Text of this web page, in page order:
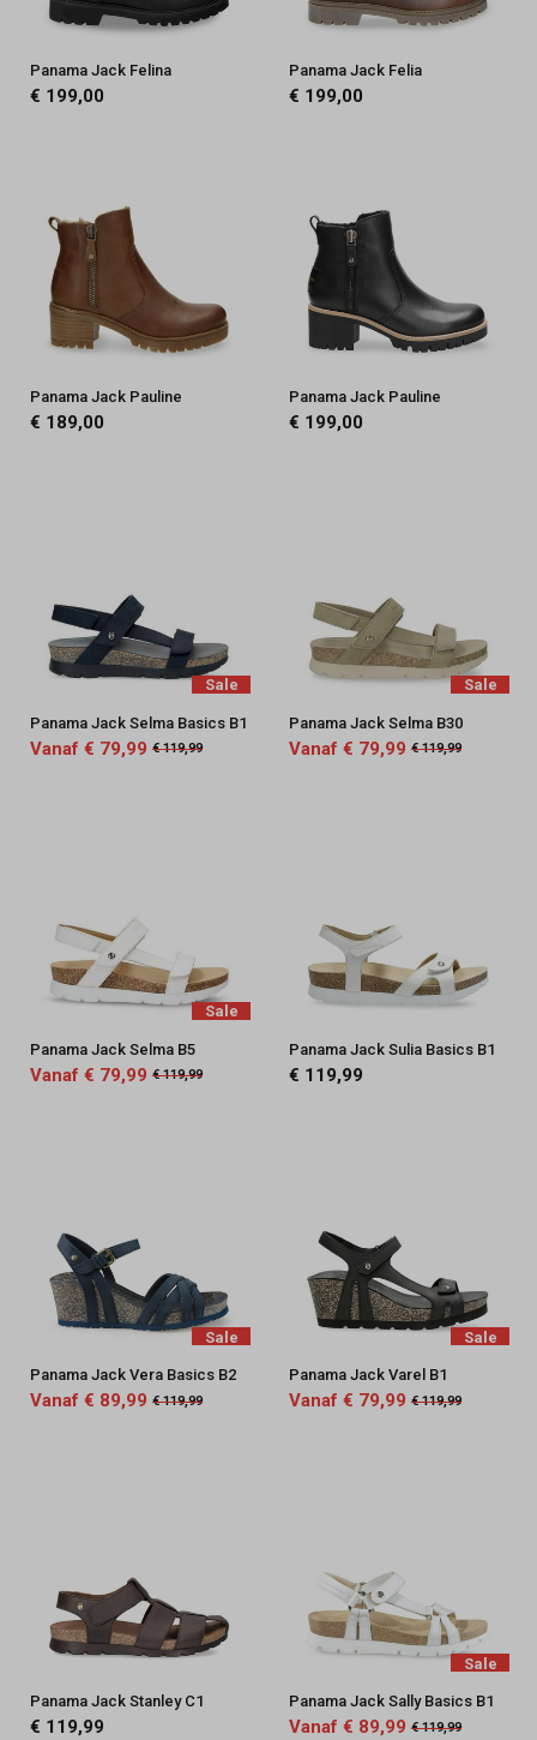
Panama Jack Felina
€ 199,00
Panama Jack Felia
€ 199,00
Panama Jack Pauline
€ 189,00
Panama Jack Pauline
€ 199,00
Sale
Panama Jack Selma Basics B1
Vanaf € 79,99 € 119,99
Sale
Panama Jack Selma B30
Vanaf € 79,99 € 119,99
Sale
Panama Jack Selma B5
Vanaf € 79,99 € 119,99
Panama Jack Sulia Basics B1
€ 119,99
Sale
Panama Jack Vera Basics B2
Vanaf € 89,99 € 119,99
Sale
Panama Jack Varel B1
Vanaf € 79,99 € 119,99
Panama Jack Stanley C1
€ 119,99
Sale
Panama Jack Sally Basics B1
Vanaf € 89,99 € 119,99